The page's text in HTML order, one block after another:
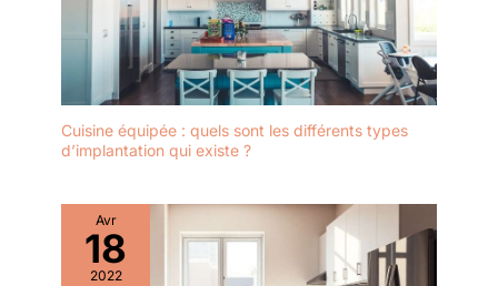
Cuisine équipée : quels sont les différents types
d’implantation qui existe ?
Avr
18
2022